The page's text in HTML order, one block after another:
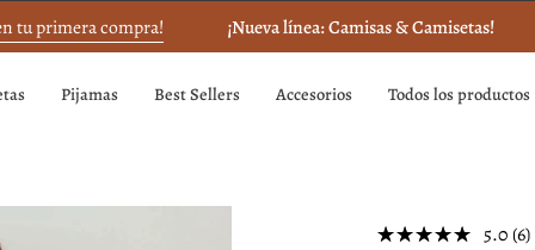
tu primera compra! ¡Nueva línea: Camisas & Camisetas!
Pijamas Best Sellers Accesorios Todos los productos
5.0 (6)